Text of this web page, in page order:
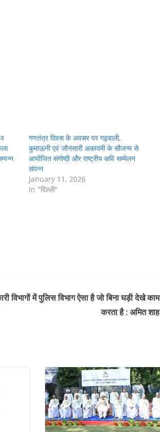
गणतंत्र दिवस के अवसर पर गढ़वाली,
कुमाऊनी एवं जौनसारी अकादमी के सौजन्य से
आयोजित संगोष्ठी और राष्ट्रीय कवि सम्मेलन
संपन्न
January 11, 2026
In "दिल्ली"
विभागों में पुलिस विभाग ऐसा है जो बिना घड़ी देखे काम
करता है : अमित शाह